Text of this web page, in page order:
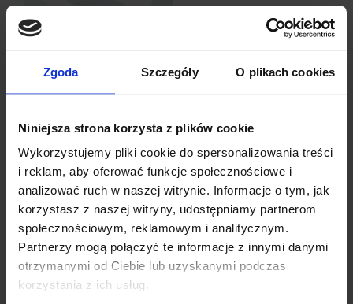
Zgoda Szczegóły O plikach cookies
Niniejsza strona korzysta z plików cookie
Wykorzystujemy pliki cookie do spersonalizowania treści
i reklam, aby oferować funkcje społecznościowe i
analizować ruch w naszej witrynie. Informacje o tym, jak
korzystasz z naszej witryny, udostępniamy partnerom
społecznościowym, reklamowym i analitycznym.
Partnerzy mogą połączyć te informacje z innymi danymi
otrzymanymi od Ciebie lub uzyskanymi podczas
korzystania z ich usług.
SPECYFIKACJA MIKROSERWA SG90:
Kąt odchylenia:180°
Napięcie pracy:4,8 ÷ 6V
Prędkość przekładni: 0,12-0,13 s/60° (4,8 V)
Moment: 1,2 ÷ 1,8 kg/cm (4,8 V)
Długość przewodów zasilania: 23,5 cm
Waga: tylko 9 g!
Materiał trybów: tworzywo